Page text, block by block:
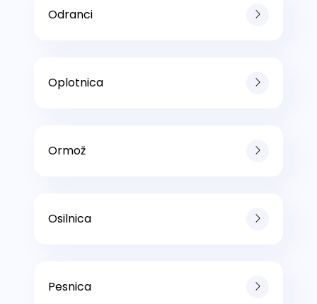
Odranci
Oplotnica
Ormož
Osilnica
Pesnica